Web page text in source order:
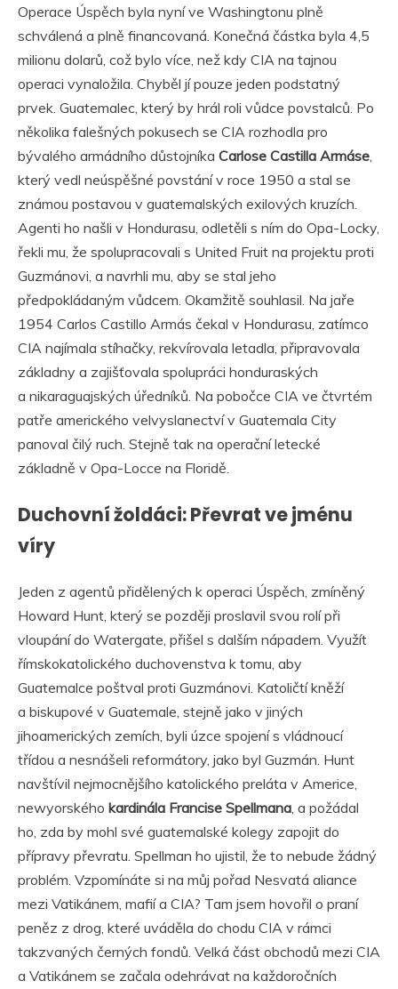
Operace Úspěch byla nyní ve Washingtonu plně
schválená a plně financovaná. Konečná částka byla 4,5
milionu dolarů, což bylo více, než kdy CIA na tajnou
operaci vynaložila. Chyběl jí pouze jeden podstatný
prvek. Guatemalec, který by hrál roli vůdce povstalců. Po
několika falešných pokusech se CIA rozhodla pro
bývalého armádního důstojníka Carlose Castilla Armáse,
který vedl neúspěšné povstání v roce 1950 a stal se
známou postavou v guatemalských exilových kruzích.
Agenti ho našli v Hondurasu, odletěli s ním do Opa-Locky,
řekli mu, že spolupracovali s United Fruit na projektu proti
Guzmánovi, a navrhli mu, aby se stal jeho
předpokládaným vůdcem. Okamžitě souhlasil. Na jaře
1954 Carlos Castillo Armás čekal v Hondurasu, zatímco
CIA najímala stíhačky, rekvírovala letadla, připravovala
základny a zajišťovala spolupráci honduraských
a nikaraguajských úředníků. Na pobočce CIA ve čtvrtém
patře amerického velvyslanectví v Guatemala City
panoval čilý ruch. Stejně tak na operační letecké
základně v Opa-Locce na Floridě.
Duchovní žoldáci: Převrat ve jménu
víry
Jeden z agentů přidělených k operaci Úspěch, zmíněný
Howard Hunt, který se později proslavil svou rolí při
vloupání do Watergate, přišel s dalším nápadem. Využít
římskokatolického duchovenstva k tomu, aby
Guatemalce poštval proti Guzmánovi. Katoličtí kněží
a biskupové v Guatemale, stejně jako v jiných
jihoamerických zemích, byli úzce spojení s vládnoucí
třídou a nesnášeli reformátory, jako byl Guzmán. Hunt
navštívil nejmocnějšího katolického preláta v Americe,
newyorského kardinála Francise Spellmana , a požádal
ho, zda by mohl své guatemalské kolegy zapojit do
přípravy převratu. Spellman ho ujistil, že to nebude žádný
problém. Vzpomínáte si na můj pořad Nesvatá aliance
mezi Vatikánem, mafií a CIA? Tam jsem hovořil o praní
peněz z drog, které uváděla do chodu CIA v rámci
takzvaných černých fondů. Velká část obchodů mezi CIA
a Vatikánem se začala odehrávat na každoročních